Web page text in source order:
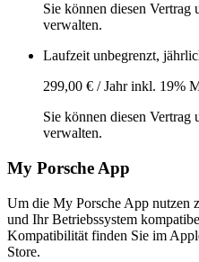
Sie können diesen Vertrag
verwalten.
Laufzeit unbegrenzt,
299,00 € / Jahr inkl. 19%
Sie können diesen Vertrag
verwalten.
My Porsche App
Um die My Porsche App nutzen
und Ihr Betriebssystem
Kompatibilität finden Sie im
Store.